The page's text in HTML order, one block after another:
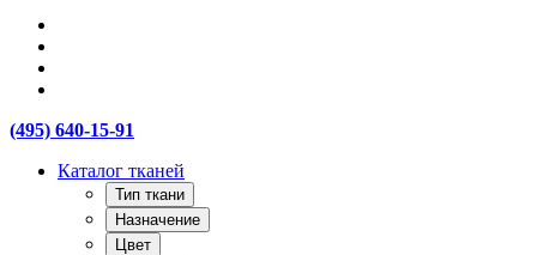
(495) 640-15-91
Каталог тканей
Тип ткани
Назначение
Цвет